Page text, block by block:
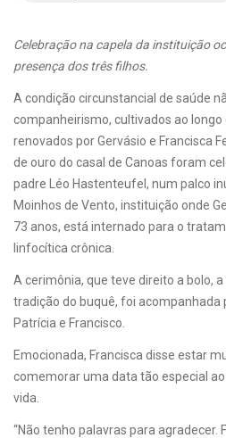
Celebração na capela da instituição
presença dos três filhos.
A condição circunstancial de saúde
companheirismo, cultivados ao
renovados por Gervásio e Francisca
de ouro do casal de Canoas foram
padre Léo Hastenteufel, num palco
Moinhos de Vento, instituição onde
73 anos, está internado para o
linfocítica crônica.
A cerimônia, que teve direito a bolo,
tradição do buquê, foi acompanhada
Patrícia e Francisco.
Emocionada, Francisca disse estar
comemorar uma data tão especial
vida.
“Não tenho palavras para agradecer.